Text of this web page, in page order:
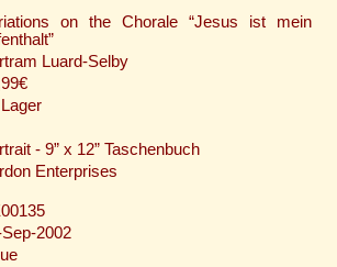
on the Chorale “Jesus ist mein
Luard-Selby
- 9” x 12” Taschenbuch
Enterprises
2002